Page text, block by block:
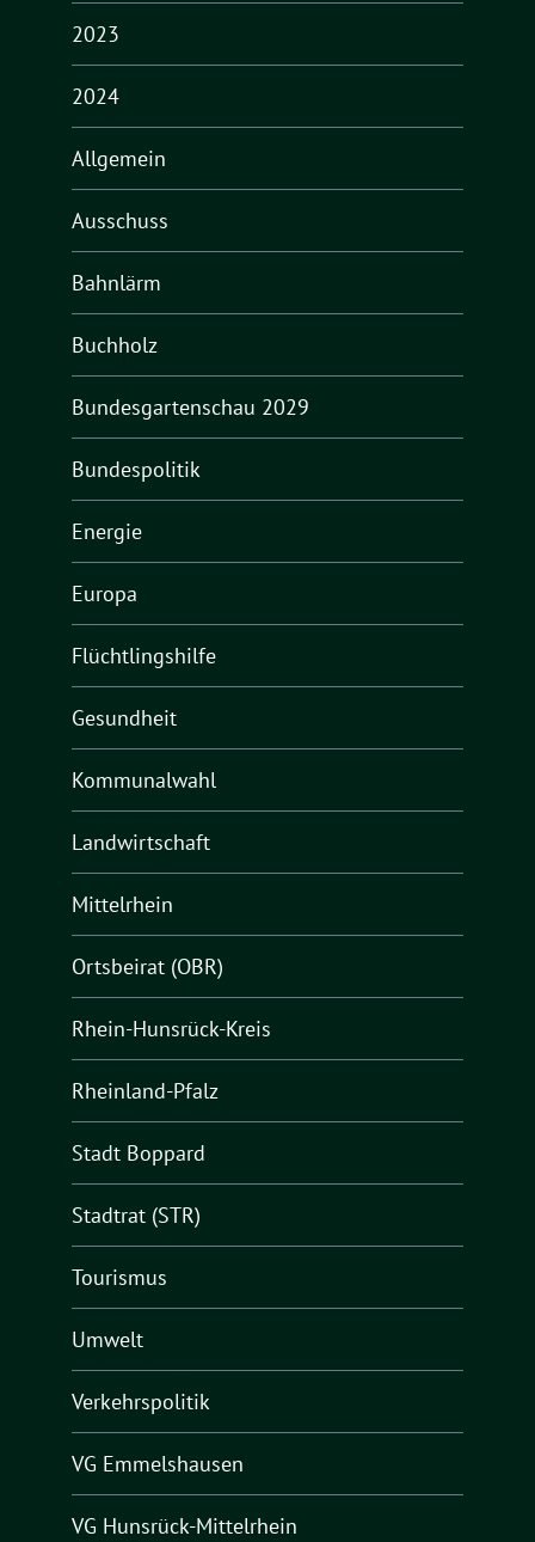
2023
2024
Allgemein
Ausschuss
Bahnlärm
Buchholz
Bundesgartenschau 2029
Bundespolitik
Energie
Europa
Flüchtlingshilfe
Gesundheit
Kommunalwahl
Landwirtschaft
Mittelrhein
Ortsbeirat (OBR)
Rhein-Hunsrück-Kreis
Rheinland-Pfalz
Stadt Boppard
Stadtrat (STR)
Tourismus
Umwelt
Verkehrspolitik
VG Emmelshausen
VG Hunsrück-Mittelrhein